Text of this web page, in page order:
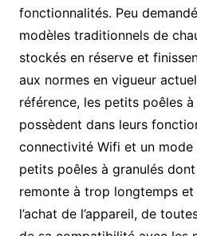
fonctionnalités. Peu
modèles traditionnels de
stockés en réserve et
aux normes en vigueur
référence, les petits poêles
possèdent dans leurs
connectivité Wifi et un mode
petits poêles à granulés
remonte à trop longtemps
l’achat de l’appareil, de